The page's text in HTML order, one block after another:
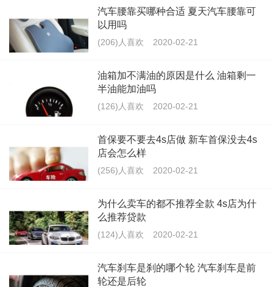
汽车腰靠买哪种合适 夏天汽车腰靠可
以用吗
(206)人喜欢 2020-02-21
油箱加不满油的原因是什么 油箱剩一
半油能加油吗
(126)人喜欢 2020-02-21
首保要不要去4s店做 新车首保没去4s
店会怎么样
(256)人喜欢 2020-02-21
为什么卖车的都不推荐全款 4s店为什
么推荐贷款
(124)人喜欢 2020-02-21
汽车刹车是刹的哪个轮 汽车刹车是前
轮还是后轮